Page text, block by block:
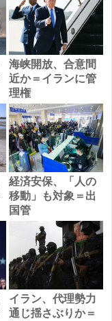
海峡開放、合意間
近か＝イランに管
理権
経済安保、「人の
移動」も対象＝出
国管
イラン、代理勢力
通じ揺さぶりか＝